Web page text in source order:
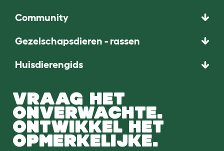
Community
Gezelschapsdieren - rassen
Huisdierengids
VRAAG HET
ONVERWACHTE.
ONTWIKKEL HET
OPMERKELIJKE.